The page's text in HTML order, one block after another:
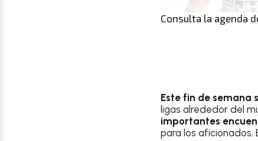
Consulta la agenda
Este fin de semana
ligas alrededor del
importantes
para los aficionados.